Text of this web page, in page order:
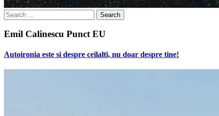
Search
for:
Emil Calinescu Punct EU
Autoironia este si despre ceilalti, nu doar despre tine!